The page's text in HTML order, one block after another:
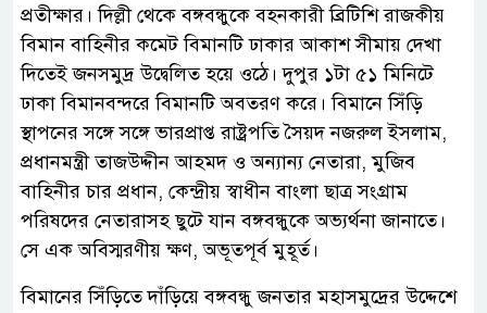
প্রতীক্ষার। দিল্লী থেকে বঙ্গবন্ধুকে বহনকারী ব্রিটিশি রাজকীয়
বিমান বাহিনীর কমেট বিমানটি ঢাকার আকাশ সীমায় দেখা
দিতেই জনসমুদ্র উদ্বেলিত হয়ে ওঠে। দুপুর ১টা ৫১ মিনিটে
ঢাকা বিমানবন্দরে বিমানটি অবতরণ করে। বিমানে সিঁড়ি
স্থাপনের সঙ্গে সঙ্গে ভারপ্রাপ্ত রাষ্ট্রপতি সৈয়দ নজরুল ইসলাম,
প্রধানমন্ত্রী তাজউদ্দীন আহমদ ও অন্যান্য নেতারা, মুজিব
বাহিনীর চার প্রধান, কেন্দ্রীয় স্বাধীন বাংলা ছাত্র সংগ্রাম
পরিষদের নেতারাসহ ছুটে যান বঙ্গবন্ধুকে অভ্যর্থনা জানাতে।
সে এক অবিস্মরণীয় ক্ষণ, অভূতপূর্ব মুহূর্ত।
বিমানের সিঁড়িতে দাঁড়িয়ে বঙ্গবন্ধু জনতার মহাসমুদ্রের উদ্দেশে